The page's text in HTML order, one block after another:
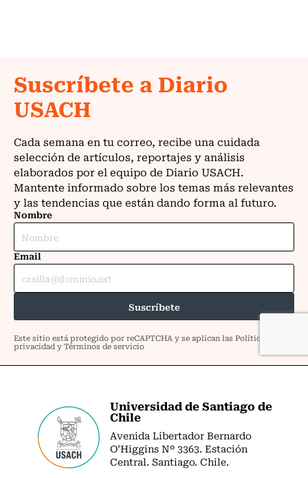
Universidad de Santiago de
Chile
Avenida Libertador Bernardo
O’Higgins Nº 3363. Estación
Central. Santiago. Chile.